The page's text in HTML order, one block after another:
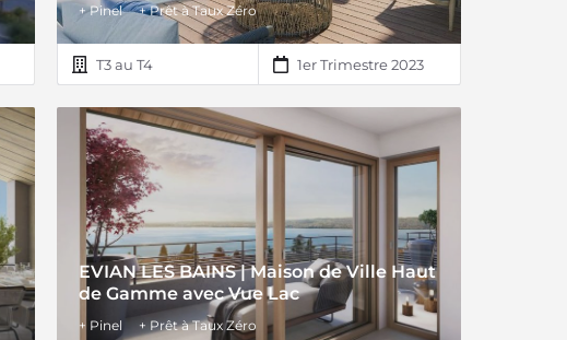
+ Pinel + Prêt à Taux Zéro
T3 au T4 1er Trimestre 2023
EVIAN LES BAINS | Maison de Ville Haut
de Gamme avec Vue Lac
+ Pinel + Prêt à Taux Zéro